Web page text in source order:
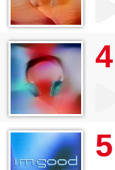
4
5